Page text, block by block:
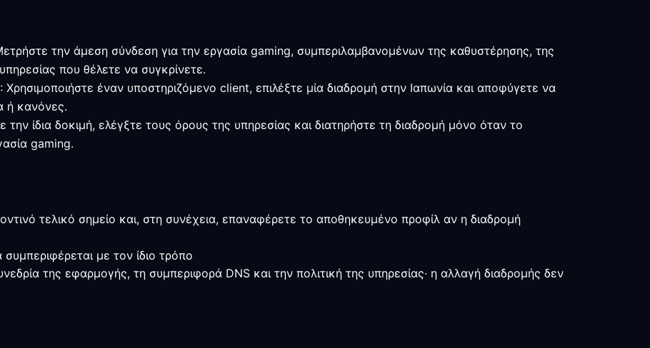
την άμεση σύνδεση για την εργασία gaming, συμπεριλαμβανομένων της καθυστέρησης, της
που θέλετε να συγκρίνετε.
: Χρησιμοποιήστε έναν υποστηριζόμενο client, επιλέξτε μία διαδρομή στην Ιαπωνία και αποφύγετε να
ή κανόνες.
την ίδια δοκιμή, ελέγξτε τους όρους της υπηρεσίας και διατηρήστε τη διαδρομή μόνο όταν το
gaming.
τελικό σημείο και, στη συνέχεια, επαναφέρετε το αποθηκευμένο προφίλ αν η διαδρομή
με τον ίδιο τρόπο
της εφαρμογής, τη συμπεριφορά DNS και την πολιτική της υπηρεσίας· η αλλαγή διαδρομής δεν